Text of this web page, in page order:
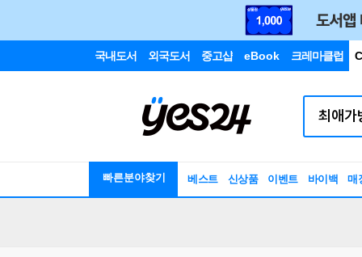
국내도서 외국도서 중고샵 eBook 크레마클럽
빠른분야찾기 베스트 신상품 이벤트 바이백 매